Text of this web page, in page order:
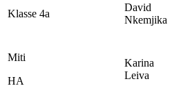
Klasse 4a
David
Nkemjika
Miti
HA
Karina
Leiva